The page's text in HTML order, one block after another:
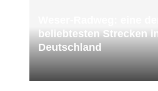
beliebtesten Strecken in
Deutschland